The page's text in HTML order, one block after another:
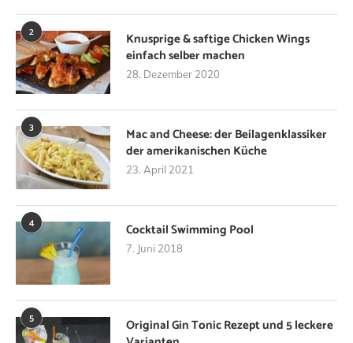
2
Knusprige & saftige Chicken Wings
einfach selber machen
28. Dezember 2020
3
Mac and Cheese: der Beilagenklassiker
der amerikanischen Küche
23. April 2021
4 Cocktail Swimming Pool
7. Juni 2018
5
Original Gin Tonic Rezept und 5 leckere